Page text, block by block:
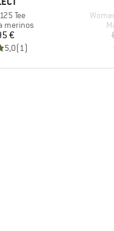
Tee
merinos
€
5,0(1)